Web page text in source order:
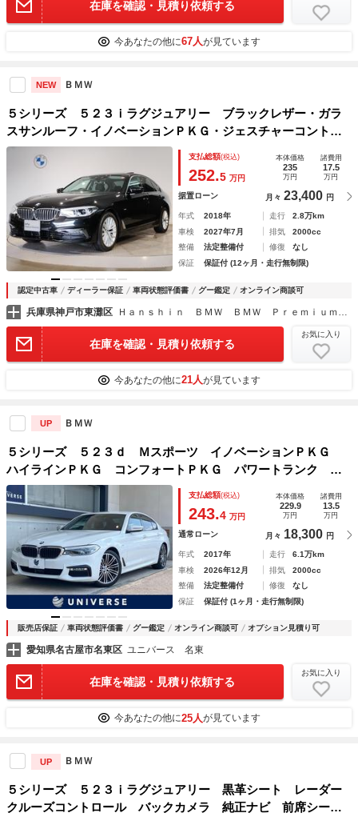
在庫を確認・見積り依頼する
今あなたの他に67人が見ています
NEW ＢＭＷ
５シリーズ ５２３ｉラグジュアリー ブラックレザー・ガラ
スサンルーフ・イノベーションＰＫＧ・ジェスチャーコントロ
ール・ヘッドＵＰディスプレイ・ディスプレイキー・ワイヤレ
スチャージング・電動トランク・地デジ・ＡＣＣ・ＨＤＤ・全
周囲カメラ
支払総額(税込)
252.5 万円
本体価格
235
万円
諸費用
17.5
万円
据置ローン 月々 23,400 円
年式 2018年 走行
2.8万km
車検
2027年7月 排気
2000cc
整備
法定整備付 修復
なし
保証
保証付 (12ヶ月・走行無制限)
認定中古車 ディーラー保証 車両状態評価書 グー鑑定 オンライン商談可
兵庫県神戸市東灘区
在庫を確認・見積り依頼する
お気に入り
今あなたの他に21人が見ています
UP ＢＭＷ
５シリーズ ５２３ｄ Ｍスポーツ イノベーションＰＫＧ
ハイラインＰＫＧ コンフォートＰＫＧ パワートランク コ
ンフォートアクセス パワーシート 純正１９インチＡＷ ド
ライビングアシストプラス パーキングアシストプラス 禁煙
車 ＥＴＣ
支払総額(税込)
243.4 万円
本体価格
229.9
万円
諸費用
13.5
万円
通常ローン 月々 18,300 円
年式 2017年 走行
6.1万km
車検
2026年12月 排気
2000cc
整備
法定整備付 修復
なし
保証
保証付 (1ヶ月・走行無制限)
販売店保証 車両状態評価書 グー鑑定 オンライン商談可 オプション見積り可
愛知県名古屋市名東区 ユニバース 名東
在庫を確認・見積り依頼する
お気に入り
今あなたの他に25人が見ています
UP ＢＭＷ
５シリーズ ５２３ｉラグジュアリー 黒革シート レーダー
クルーズコントロール バックカメラ 純正ナビ 前席シート